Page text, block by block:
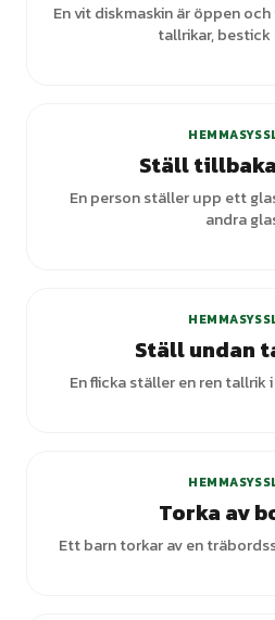
En vit diskmaskin är öppen
tallrikar, bestick
Ställ
En person ställer upp ett
andra
Ställ undan
En flicka ställer en ren
Torka av
Ett barn torkar av en